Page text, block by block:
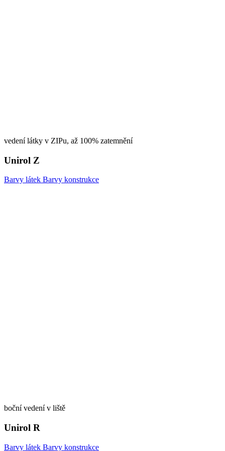
vedení látky v ZIPu, až 100% zatemnění
Unirol Z
Barvy látek Barvy konstrukce
boční vedení v liště
Unirol R
Barvy látek Barvy konstrukce